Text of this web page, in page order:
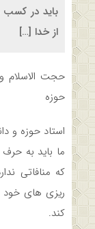
باید در کسب
از خدا […]
حجت الاسلام
حوزه
استاد حوزه و
ما باید به
که منافاتی
ریزی های خود
کند.